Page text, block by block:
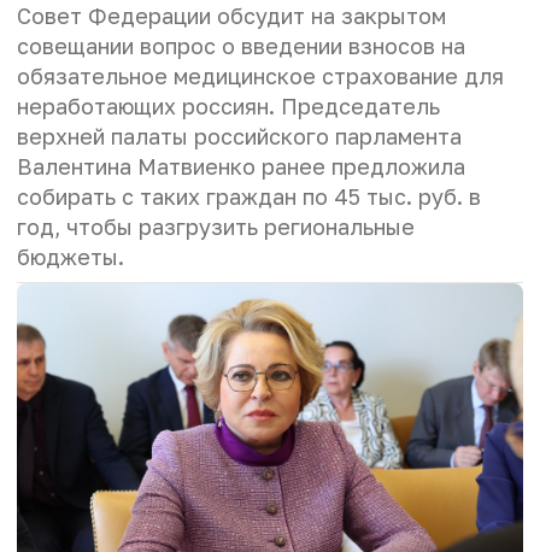
Совет Федерации обсудит на закрытом
совещании вопрос о введении взносов на
обязательное медицинское страхование для
неработающих россиян. Председатель
верхней палаты российского парламента
Валентина Матвиенко ранее предложила
собирать с таких граждан по 45 тыс. руб. в
год, чтобы разгрузить региональные
бюджеты.